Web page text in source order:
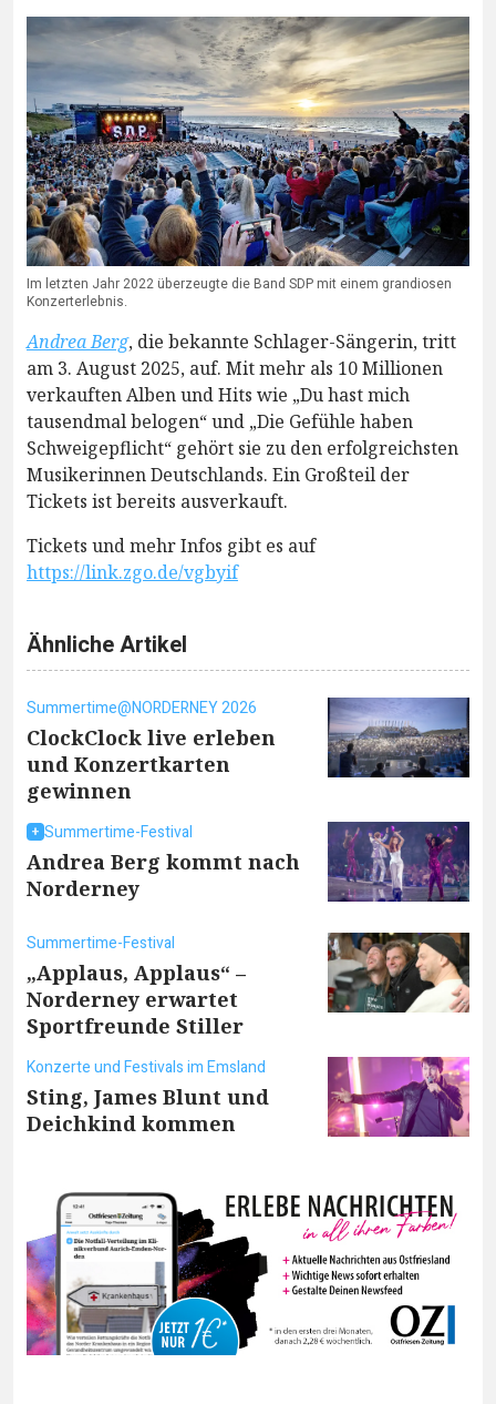
Im letzten Jahr 2022 überzeugte die Band SDP mit einem grandiosen
Konzerterlebnis.
Andrea Berg, die bekannte Schlager-Sängerin, tritt
am 3. August 2025, auf. Mit mehr als 10 Millionen
verkauften Alben und Hits wie „Du hast mich
tausendmal belogen“ und „Die Gefühle haben
Schweigepflicht“ gehört sie zu den erfolgreichsten
Musikerinnen Deutschlands. Ein Großteil der
Tickets ist bereits ausverkauft.
Tickets und mehr Infos gibt es auf
https://link.zgo.de/vgbyif
Ähnliche Artikel
Summertime@NORDERNEY 2026
ClockClock live erleben
und Konzertkarten
gewinnen
Summertime-Festival
Andrea Berg kommt nach
Norderney
Summertime-Festival
„Applaus, Applaus“ –
Norderney erwartet
Sportfreunde Stiller
Konzerte und Festivals im Emsland
Sting, James Blunt und
Deichkind kommen